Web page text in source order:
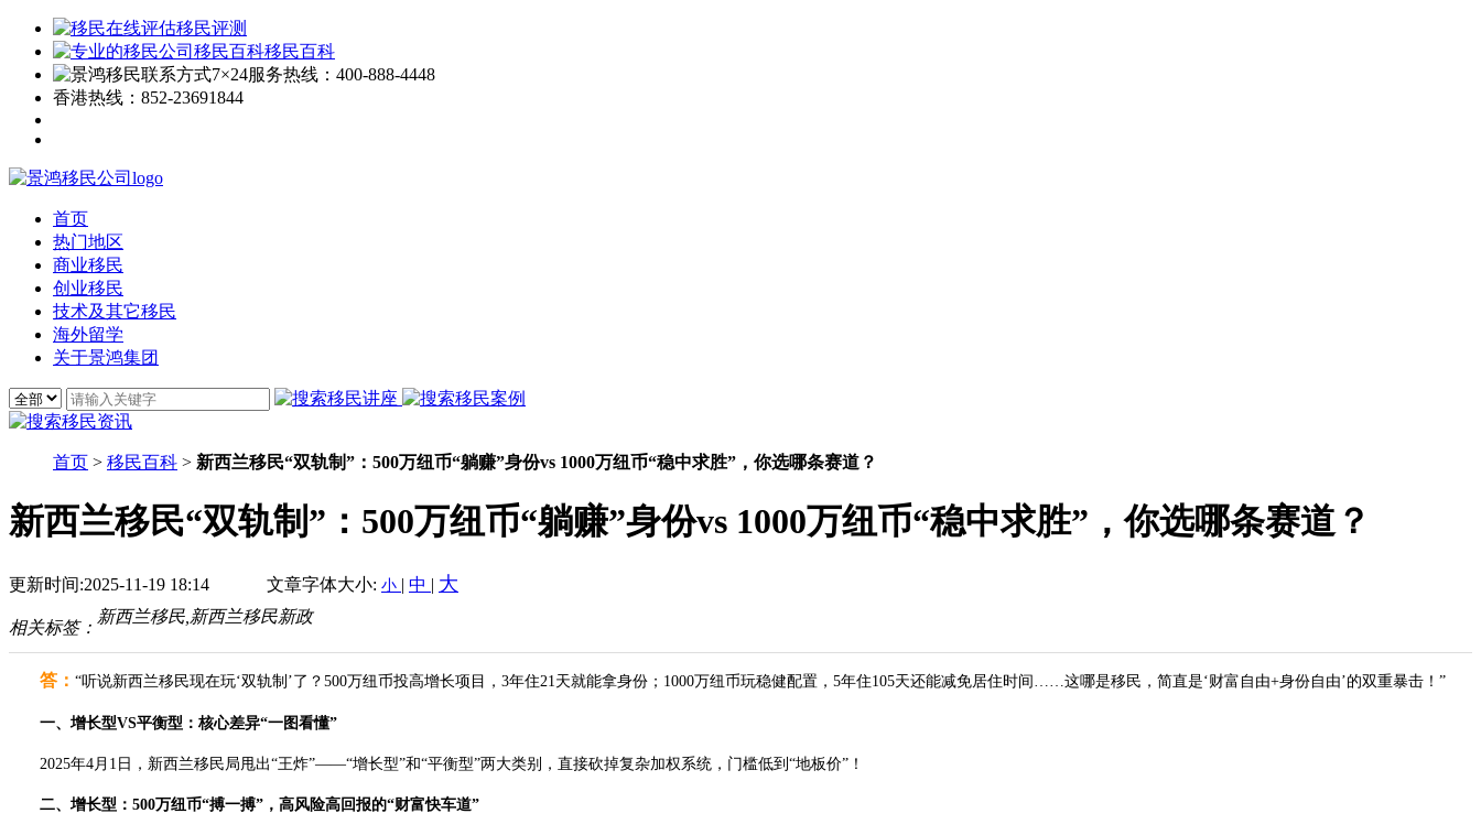
移民评测
移民百科
7×24服务热线： 400-888-4448
香港热线： 852-23691844
首页
热门地区
商业移民
创业移民
技术及其它移民
海外留学
关于景鸿集团
首页 > 移民百科 > 新西兰移民“双轨制”：500万纽币“躺赚”身份vs 1000万纽币“稳中求胜”，你选哪条赛道？
新西兰移民“双轨制”：500万纽币“躺赚”身份vs 1000万纽币“稳中求胜”，你选哪条赛道？
更新时间:2025-11-19 18:14 文章字体大小: 小 | 中 | 大
相关标签：
新西兰移民,新西兰移民新政
答： “听说新西兰移民现在玩‘双轨制’了？500万纽币投高增长项目，3年住21天就能拿身份；1000万纽币玩稳健配置，5年住105天还能减免居住时间……这哪是移民，简直是‘财富自由+身份自由’的双重暴击！”
一、增长型VS平衡型：核心差异“一图看懂”
2025年4月1日，新西兰移民局甩出“王炸”——“增长型”和“平衡型”两大类别，直接砍掉复杂加权系统，门槛低到“地板价”！
二、增长型：500万纽币“搏一搏”，高风险高回报的“财富快车道”